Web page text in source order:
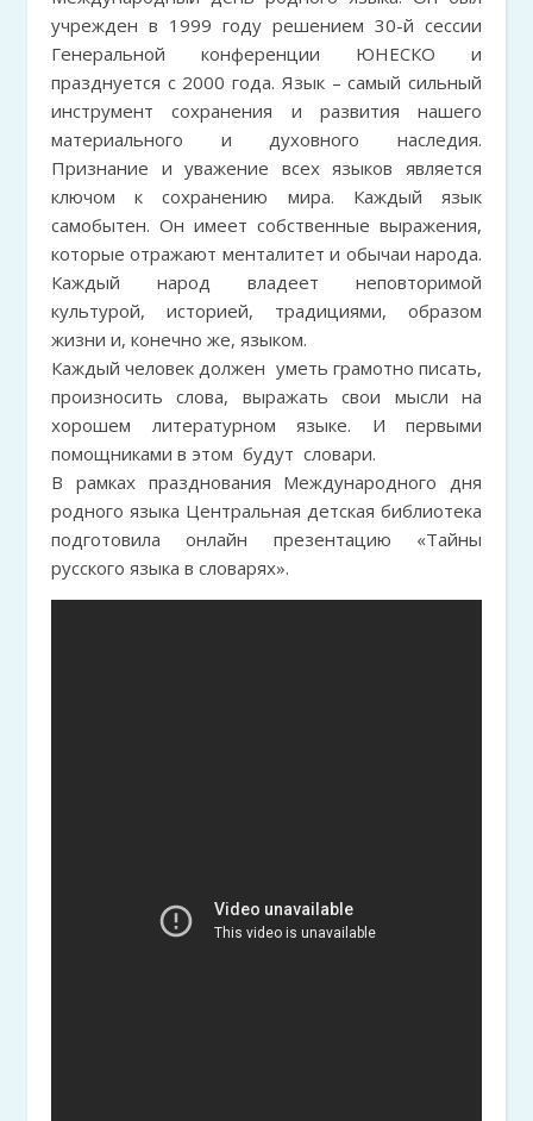
учрежден в 1999 году решением 30-й сессии
Генеральной конференции ЮНЕСКО и
празднуется с 2000 года. Язык – самый сильный
инструмент сохранения и развития нашего
материального и духовного наследия.
Признание и уважение всех языков является
ключом к сохранению мира. Каждый язык
самобытен. Он имеет собственные выражения,
которые отражают менталитет и обычаи народа.
Каждый народ владеет неповторимой
культурой, историей, традициями, образом
жизни и, конечно же, языком.
Каждый человек должен уметь грамотно писать,
произносить слова, выражать свои мысли на
хорошем литературном языке. И первыми
помощниками в этом будут словари.
В рамках празднования Международного дня
родного языка Центральная детская библиотека
подготовила онлайн презентацию «Тайны
русского языка в словарях».